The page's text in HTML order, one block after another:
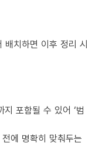
배치하면 이후 정리 시
포함될 수 있어 ‘범
에 명확히 맞춰두는